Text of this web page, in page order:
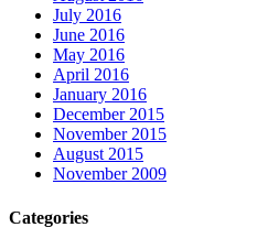
July 2016
June 2016
May 2016
April 2016
January 2016
December 2015
November 2015
August 2015
November 2009
Categories